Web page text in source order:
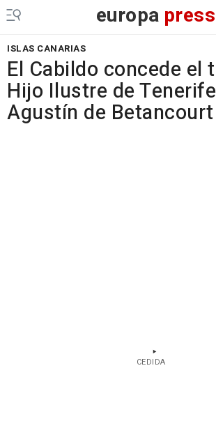
europa press
ISLAS CANARIAS
El Cabildo concede el
Hijo Ilustre de
Agustín de
CEDIDA